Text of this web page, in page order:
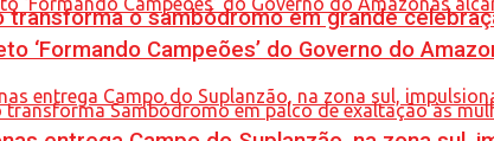
transforma o sambódromo em grande
‘Formando Campeões’ do Governo do